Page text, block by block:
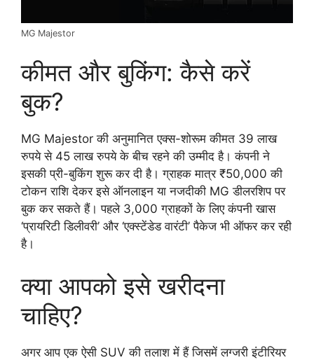
MG Majestor
कीमत और बुकिंग: कैसे करें
बुक?
MG Majestor की अनुमानित एक्स-शोरूम कीमत 39 लाख
रुपये से 45 लाख रुपये के बीच रहने की उम्मीद है। कंपनी ने
इसकी प्री-बुकिंग शुरू कर दी है। ग्राहक मात्र ₹50,000 की
टोकन राशि देकर इसे ऑनलाइन या नजदीकी MG डीलरशिप पर
बुक कर सकते हैं। पहले 3,000 ग्राहकों के लिए कंपनी खास
‘प्रायरिटी डिलीवरी’ और ‘एक्स्टेंडेड वारंटी’ पैकेज भी ऑफर कर रही
है।
क्या आपको इसे खरीदना
चाहिए?
अगर आप एक ऐसी SUV की तलाश में हैं जिसमें लग्जरी इंटीरियर